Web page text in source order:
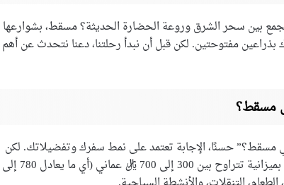
بين سحر الشرق وروعة الحضارة الحديثة؟ مسقط، بشوارعها
بذراعين مفتوحتين. لكن قبل أن نبدأ رحلتنا، دعنا نتحدث عن أهم
مسقط؟
حسنًا، الإجابة تعتمد على نمط سفرك وتفضيلاتك. لكن
دعني أطمئنك: يمكنك قضاء أسبوع رائع في مسقط بميزانية تتراوح بين 300 إلى 700 ريال عماني (أي ما يعادل 780 إلى